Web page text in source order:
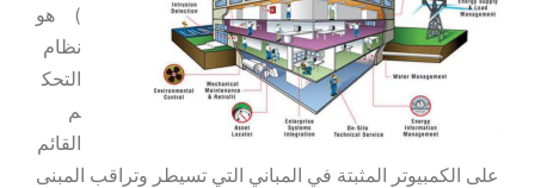
) هو
نظام
التحك
م
القائم
على الكمبيوتر المثبتة في المباني التي تسيطر وتراقب المبنى